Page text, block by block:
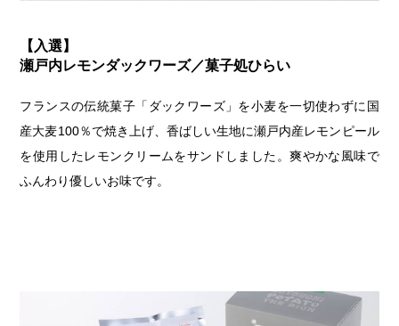
【入選】
瀬戸内レモンダックワーズ／菓子処ひらい
フランスの伝統菓子「ダックワーズ」を小麦を一切使わずに国
産大麦100％で焼き上げ、香ばしい生地に瀬戸内産レモンピール
を使用したレモンクリームをサンドしました。爽やかな風味で
ふんわり優しいお味です。